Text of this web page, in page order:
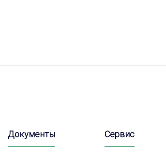
Документы Сервис